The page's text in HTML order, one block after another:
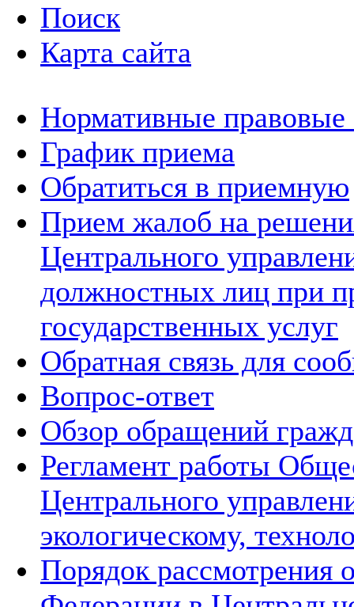
Поиск
Карта сайта
Нормативные правовые
График приема
Обратиться в приемную
Прием жалоб на
Центрального
должностных лиц при
государственных услуг
Обратная связь для
Вопрос-ответ
Обзор обращений
Регламент работы
Центрального
экологическому,
Порядок рассмотрения